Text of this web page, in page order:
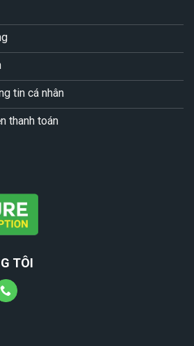
tin cá nhân
thanh toán
TÔI